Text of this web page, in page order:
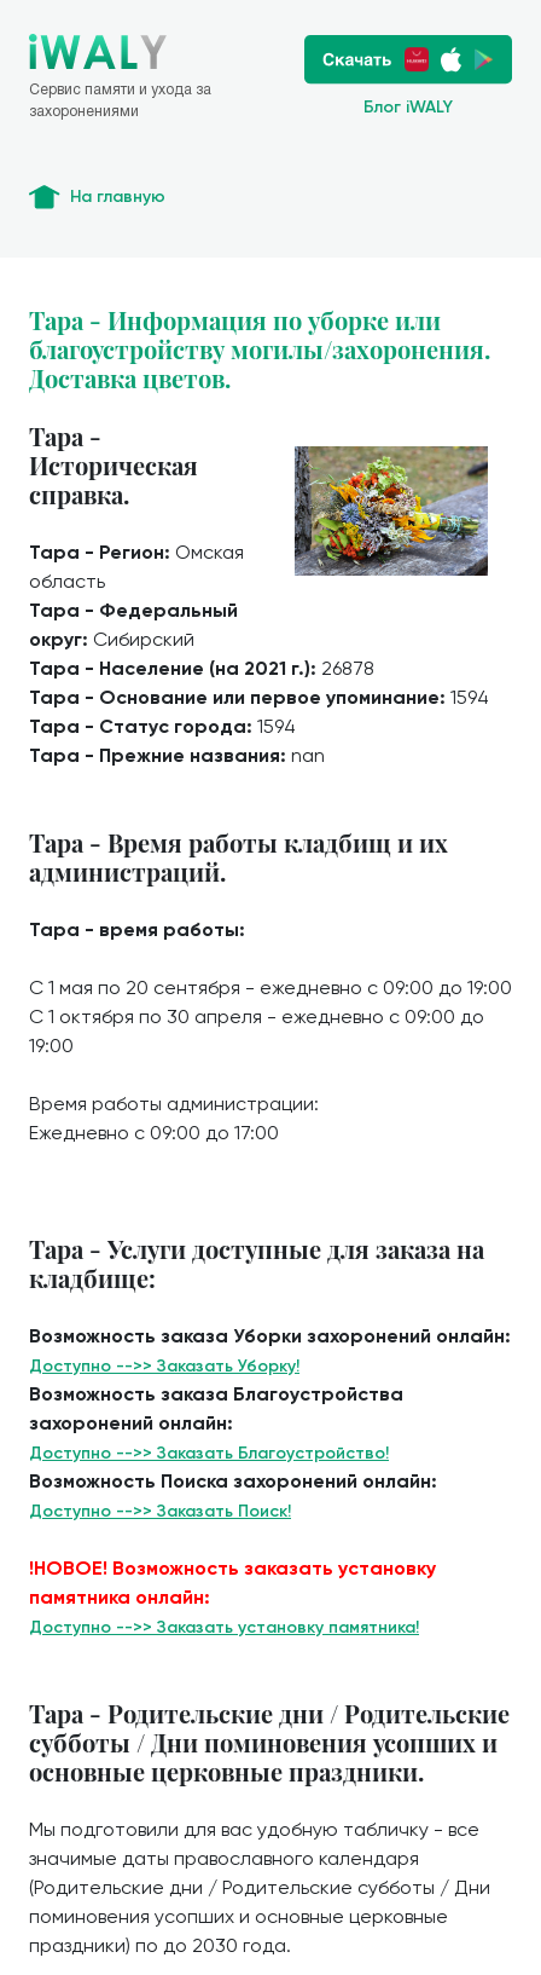
Сервис памяти и ухода за
захоронениями
Блог iWALY
На главную
Тара - Информация по уборке или
благоустройству могилы/захоронения.
Доставка цветов.
Тара -
Историческая
справка.
Тара - Регион: Омская
область
Тара - Федеральный
округ: Сибирский
Тара - Население (на 2021 г.): 26878
Тара - Основание или первое упоминание: 1594
Тара - Статус города: 1594
Тара - Прежние названия: nan
Тара - Время работы кладбищ и их
администраций.
Тара - время работы:
С 1 мая по 20 сентября - ежедневно с 09:00 до 19:00
С 1 октября по 30 апреля - ежедневно с 09:00 до
19:00
Время работы администрации:
Ежедневно с 09:00 до 17:00
Тара - Услуги доступные для заказа на
кладбище:
Возможность заказа Уборки захоронений онлайн:
Доступно -->> Заказать Уборку!
Возможность заказа Благоустройства
захоронений онлайн:
Доступно -->> Заказать Благоустройство!
Возможность Поиска захоронений онлайн:
Доступно -->> Заказать Поиск!
!НОВОЕ! Возможность заказать установку
памятника онлайн:
Доступно -->> Заказать установку памятника!
Тара - Родительские дни / Родительские
субботы / Дни поминовения усопших и
основные церковные праздники.
Мы подготовили для вас удобную табличку - все
значимые даты православного календаря
(Родительские дни / Родительские субботы / Дни
поминовения усопших и основные церковные
праздники) по до 2030 года.